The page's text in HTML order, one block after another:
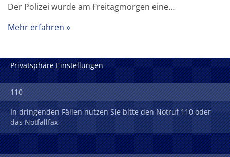
Der Polizei wurde am Freitagmorgen eine…
Mehr erfahren
Privatsphäre Einstellungen
110
In dringenden Fällen nutzen Sie bitte den Notruf 110 oder
das Notfallfax